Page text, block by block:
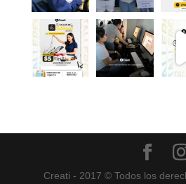
Creati - 2017 © Todos los